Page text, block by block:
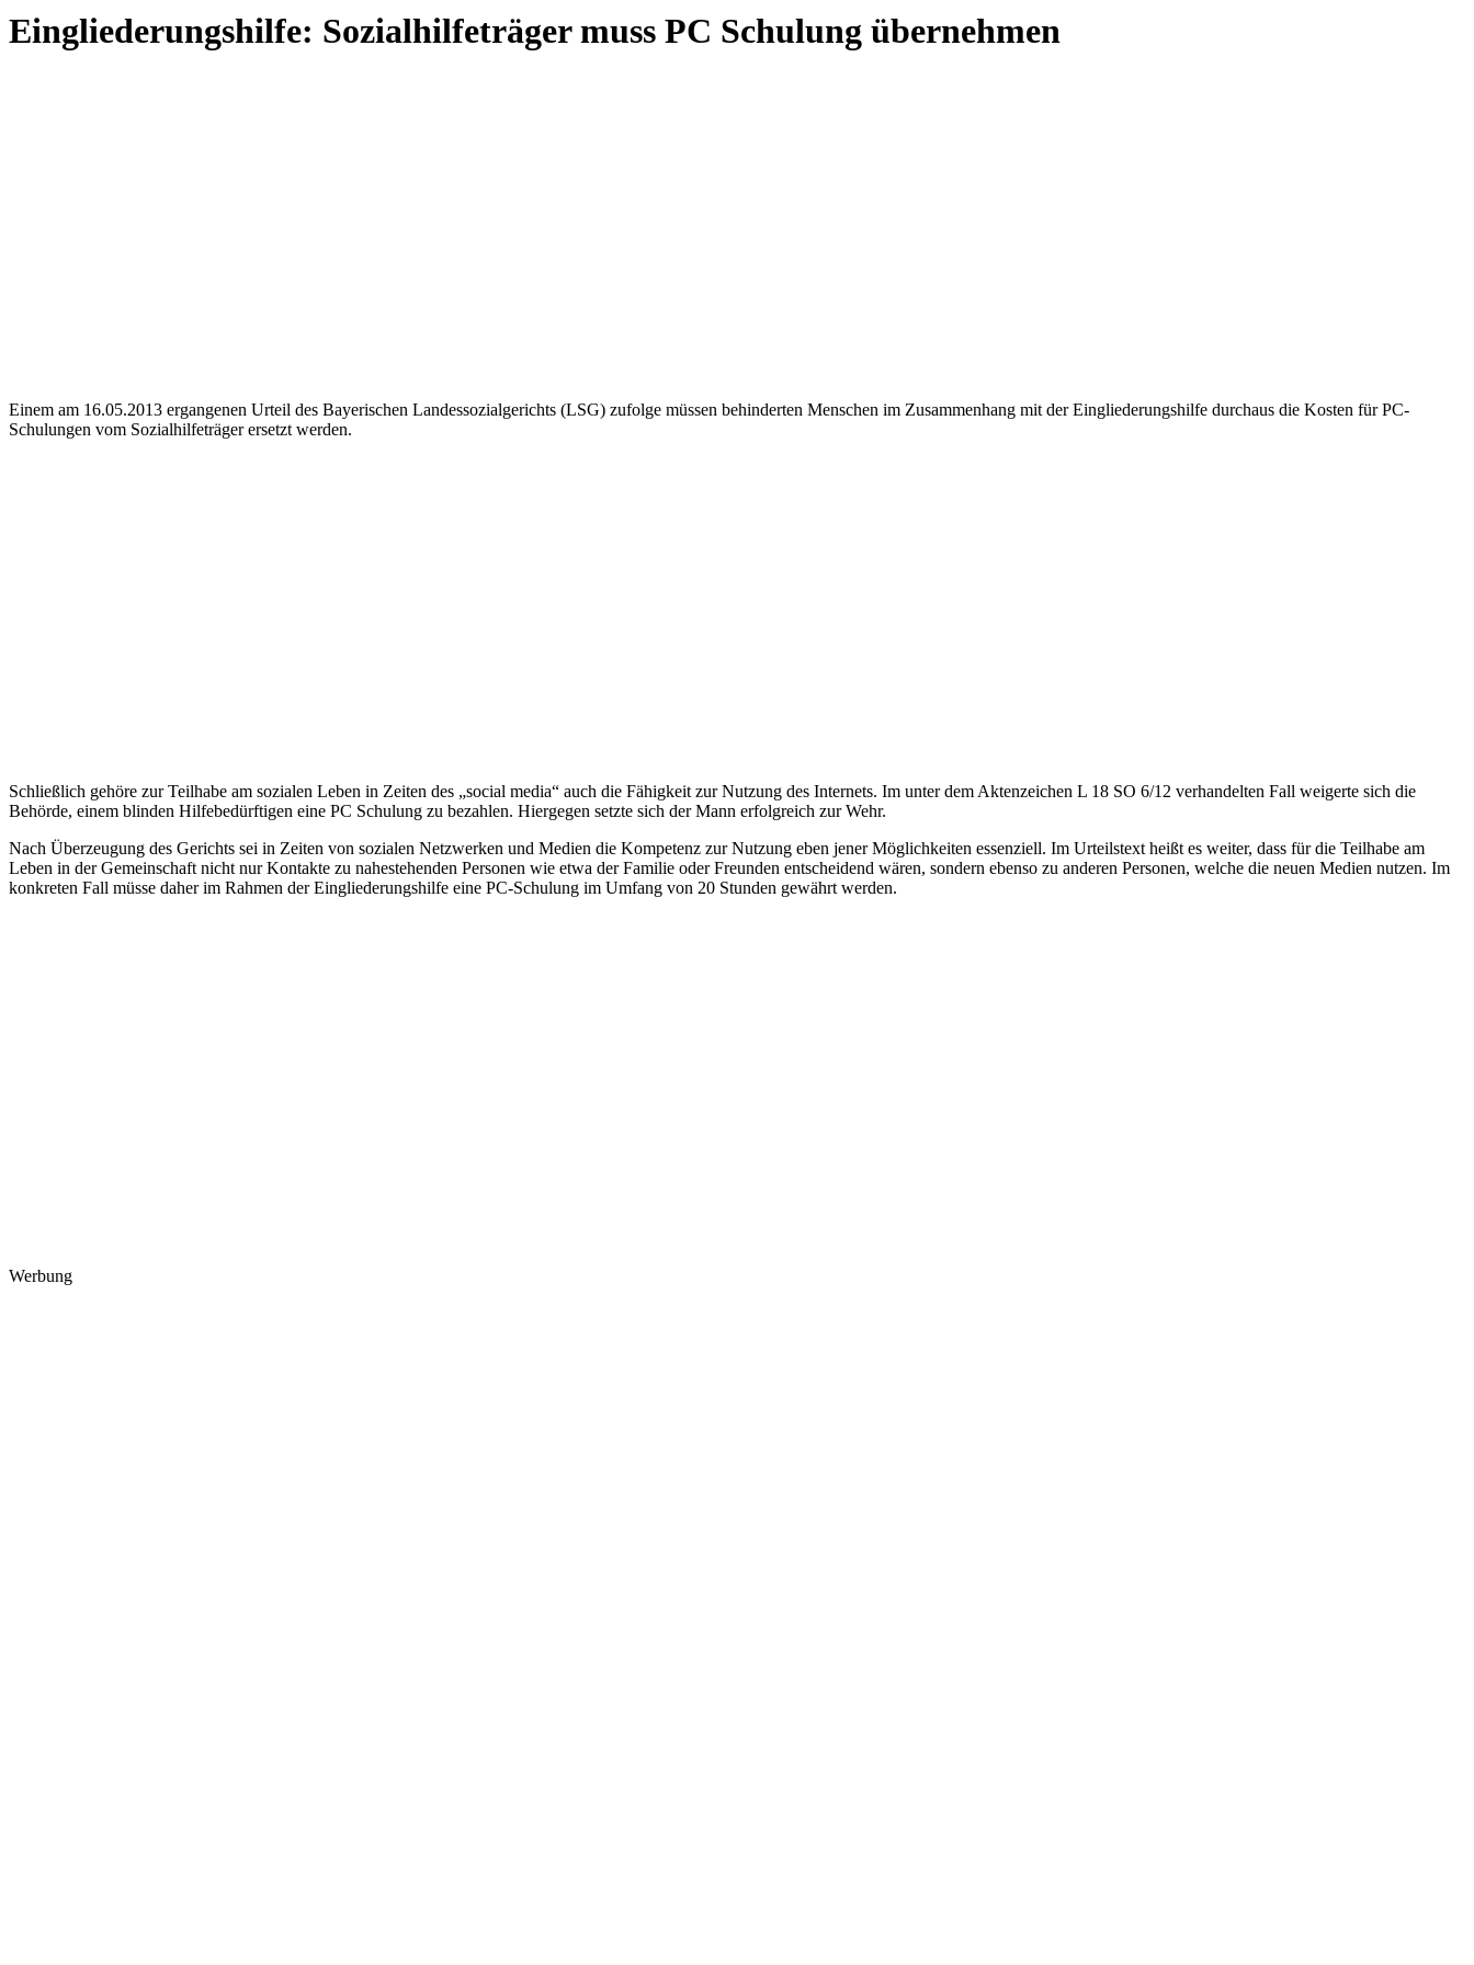
Eingliederungshilfe: Sozialhilfeträger muss PC Schulung übernehmen
Einem am 16.05.2013 ergangenen Urteil des Bayerischen Landessozialgerichts (LSG) zufolge müssen behinderten Menschen im Zusammenhang mit der Eingliederungshilfe durchaus die Kosten für PC-
Schulungen vom Sozialhilfeträger ersetzt werden.
Schließlich gehöre zur Teilhabe am sozialen Leben in Zeiten des „social media“ auch die Fähigkeit zur Nutzung des Internets. Im unter dem Aktenzeichen L 18 SO 6/12 verhandelten Fall weigerte sich die
Behörde, einem blinden Hilfebedürftigen eine PC Schulung zu bezahlen. Hiergegen setzte sich der Mann erfolgreich zur Wehr.
Nach Überzeugung des Gerichts sei in Zeiten von sozialen Netzwerken und Medien die Kompetenz zur Nutzung eben jener Möglichkeiten essenziell. Im Urteilstext heißt es weiter, dass für die Teilhabe am
Leben in der Gemeinschaft nicht nur Kontakte zu nahestehenden Personen wie etwa der Familie oder Freunden entscheidend wären, sondern ebenso zu anderen Personen, welche die neuen Medien nutzen. Im
konkreten Fall müsse daher im Rahmen der Eingliederungshilfe eine PC-Schulung im Umfang von 20 Stunden gewährt werden.
Werbung